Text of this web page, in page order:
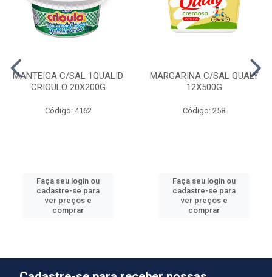
MANTEIGA C/SAL 1QUALID
CRIOULO 20X200G
Código: 4162
Faça seu login ou
cadastre-se para
ver preços e
comprar
MARGARINA C/SAL QUALY
12X500G
Código: 258
Faça seu login ou
cadastre-se para
ver preços e
comprar